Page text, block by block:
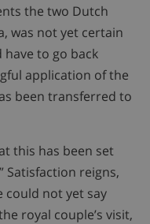
the two Dutch
was not yet certain
to go back
application of the
been transferred to
this has been set
Satisfaction reigns,
could not yet say
royal couple’s visit,